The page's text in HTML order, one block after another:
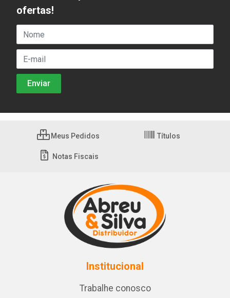
ofertas!
Meus Pedidos Títulos
Notas Fiscais
Institucional
Trabalhe conosco